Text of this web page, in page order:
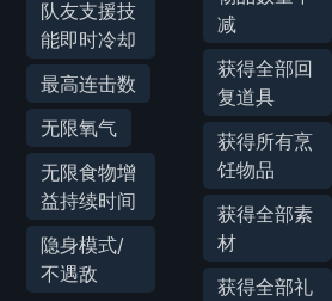
队友支援技
能即时冷却
最高连击数
无限氧气
无限食物增
益持续时间
隐身模式/
不遇敌
减
获得全部回
复道具
获得所有烹
饪物品
获得全部素
材
获得全部礼